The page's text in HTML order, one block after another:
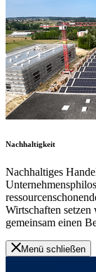
Nachhaltigkeit
Nachhaltiges
Wirtschaften
gemeinsam einen
Menü schließen